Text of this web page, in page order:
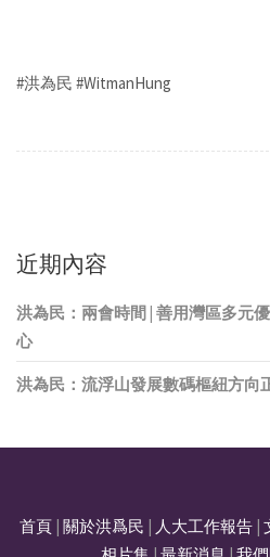
#洪為民 #WitmanHung
近期內容
洪為民：兩會時間 | 善用灣區多元
心
洪為民：流浮山發展數碼樞紐方向
首頁 關於洪爲民 人大工作報告